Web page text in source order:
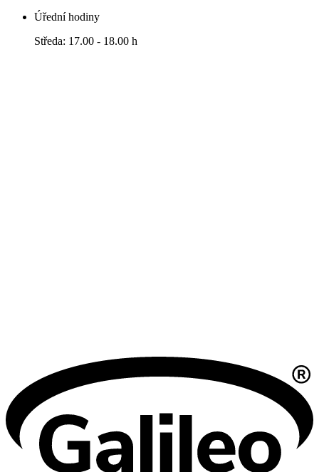
Úřední hodiny
Středa: 17.00 - 18.00 h